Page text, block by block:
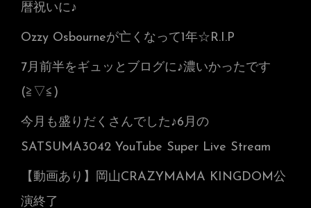
暦祝いに♪
Ozzy Osbourneが亡くなって1年☆R.I.P
7月前半をギュッとブログに♪濃いかったです
(≧▽≦)
今月も盛りだくさんでした♪6月の
SATSUMA3042 YouTube Super Live Stream
【動画あり】岡山CRAZYMAMA KINGDOM公
演終了